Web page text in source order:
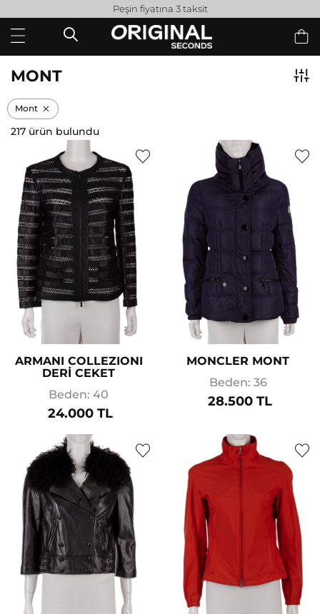
Peşin fiyatına 3 taksit
MONT
Mont
217 ürün bulundu
ARMANI COLLEZIONI
DERİ CEKET
Beden: 40
24.000 TL
MONCLER MONT
Beden: 36
28.500 TL